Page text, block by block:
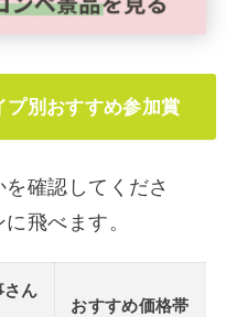
プ別おすすめ参加賞
確認してくださ
飛べます。
さん
おすすめ価格帯